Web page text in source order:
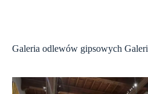
Galeria odlewów gipsowych